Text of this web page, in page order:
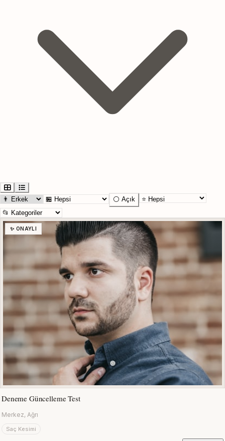
⚪ Açık
✨ ONAYLI
Deneme Güncelleme Test
Merkez, Ağrı
Saç Kesimi